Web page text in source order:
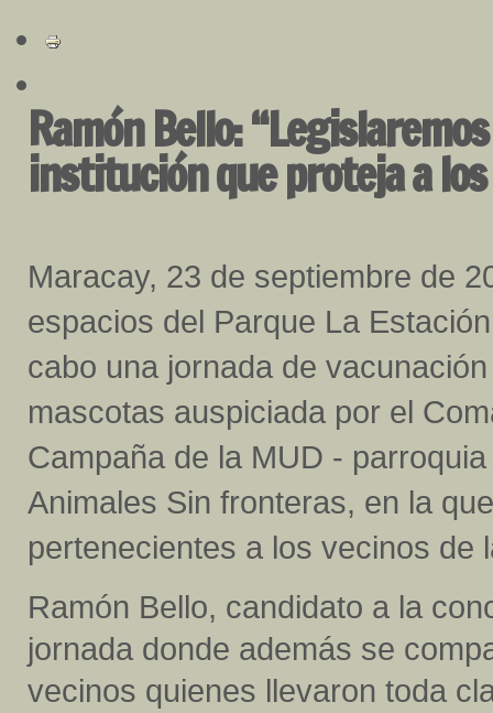
Ramón Bello:
institución que proteja a
Maracay, 23 de septiembre de
espacios del Parque La
cabo una jornada de
mascotas auspiciada por el
Campaña de la MUD -
Animales Sin fronteras, en la
pertenecientes a los vecinos de
Ramón Bello, candidato a la
jornada donde además se
vecinos quienes llevaron toda